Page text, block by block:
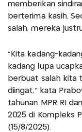
memberikan
berterima kasih.
salah, mereka
“Kita kadang-
kadang lupa
berbuat salah kita
diingat,” kata
tahunan MPR RI
2025 di Kompleks
(15/8/2025).